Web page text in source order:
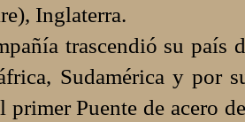
Inglaterra.
trascendió su país
Sudamérica y por
primer Puente de acero